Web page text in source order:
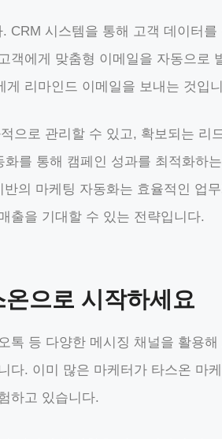
CRM 시스템을 통해 고객 데이터
객에게 맞춤형 이메일을 자동으로
리마인드 이메일을 보내는 것입
으로 관리할 수 있고, 확보되는 리
를 통해 캠페인 성과를 최적화하
의 마케팅 자동화는 효율적인 업
출을 기대할 수 있는 전략입니다.
으로 시작하세요
톡 등 다양한 메시징 채널을 활용
다. 이미 많은 마케터가 타스온 마
하고 있습니다.